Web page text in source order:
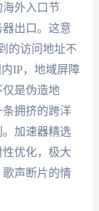
外入口节
出口。这意
的访问地址不
IP，地域屏障
是伪造地
拥挤的跨洋
加速器精选
优化，极大
声断片的情